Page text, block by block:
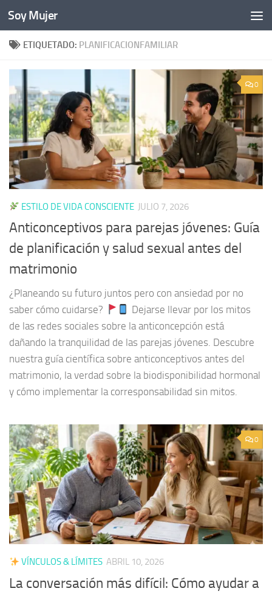
Bajo el contenido
Soy Mujer
ETIQUETADO: PLANIFICACIONFAMILIAR
0
ESTILO DE VIDA CONSCIENTE JULIO 7, 2026
Anticonceptivos para parejas jóvenes: Guía
de planificación y salud sexual antes del
matrimonio
¿Planeando su futuro juntos pero con ansiedad por no
saber cómo cuidarse?
Dejarse llevar por los mitos
de las redes sociales sobre la anticoncepción está
dañando la tranquilidad de las parejas jóvenes. Descubre
nuestra guía científica sobre anticonceptivos antes del
matrimonio, la verdad sobre la biodisponibilidad hormonal
y cómo implementar la corresponsabilidad sin mitos.
0
VÍNCULOS & LÍMITES ABRIL 10, 2026
La conversación más difícil: Cómo ayudar a